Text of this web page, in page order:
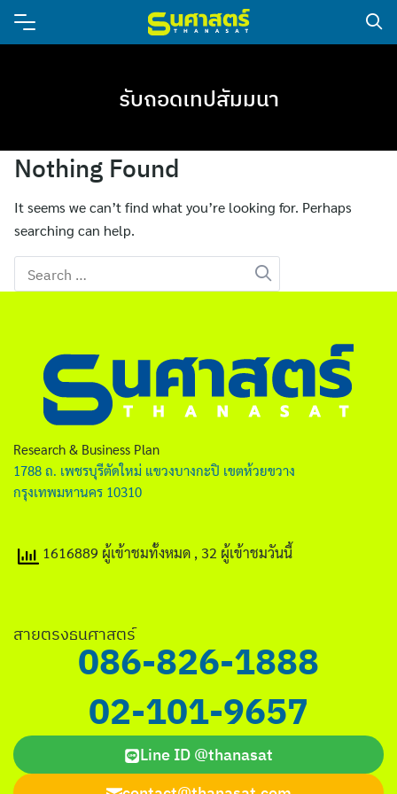
ไทย
English
รับถอดเทปสัมมนา
Nothing Found
It seems we can’t find what you’re looking for. Perhaps
searching can help.
Search
for:
Research & Business Plan
1788 ถ. เพชรบุรีตัดใหม่ แขวงบางกะปิ เขตห้วยขวาง
กรุงเทพมหานคร 10310
1616889 ผู้เข้าชมทั้งหมด , 32 ผู้เข้าชมวันนี้
สายตรงธนศาสตร์
086-826-1888
02-101-9657
Line ID @thanasat